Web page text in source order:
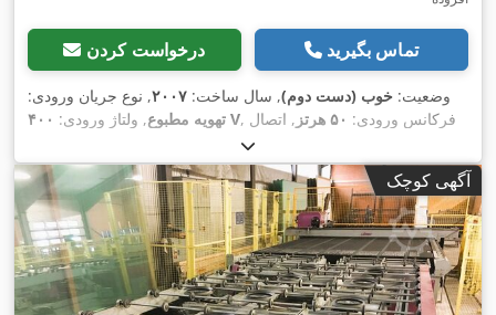
درخواست کردن تماس بگیرید
وضعیت: خوب (دست دوم), سال ساخت: ۲۰۰۷, نوع جریان ورودی:
تهویه مطبوع, ولتاژ ورودی: ۴۰۰ V , فرکانس ورودی: ۵۰ هرتز
, اتصال
آگهی کوچک